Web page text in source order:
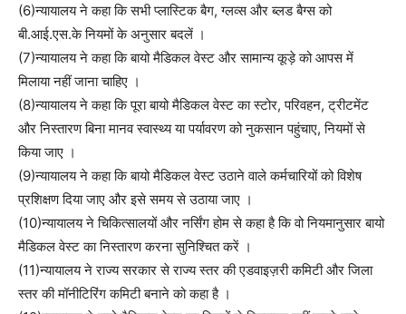
(6)न्यायालय ने कहा कि सभी प्लास्टिक बैग, ग्लव्स और ब्लड बैग्स को
बी.आई.एस.के नियमों के अनुसार बदलें ।
(7)न्यायालय ने कहा कि बायो मैडिकल वेस्ट और सामान्य कूड़े को आपस में
मिलाया नहीं जाना चाहिए ।
(8)न्यायालय ने कहा कि पूरा बायो मैडिकल वेस्ट का स्टोर, परिवहन, ट्रीटमेंट
और निस्तारण बिना मानव स्वास्थ्य या पर्यावरण को नुकसान पहुंचाए, नियमों से
किया जाए ।
(9)न्यायालय ने कहा कि बायो मैडिकल वेस्ट उठाने वाले कर्मचारियों को विशेष
प्रशिक्षण दिया जाए और इसे समय से उठाया जाए ।
(10)न्यायालय ने चिकित्सालयों और नर्सिंग होम से कहा है कि वो नियमानुसार बायो
मैडिकल वेस्ट का निस्तारण करना सुनिश्चित करें ।
(11)न्यायालय ने राज्य सरकार से राज्य स्तर की एडवाइज़री कमिटी और जिला
स्तर की मॉनीटिरिंग कमिटी बनाने को कहा है ।